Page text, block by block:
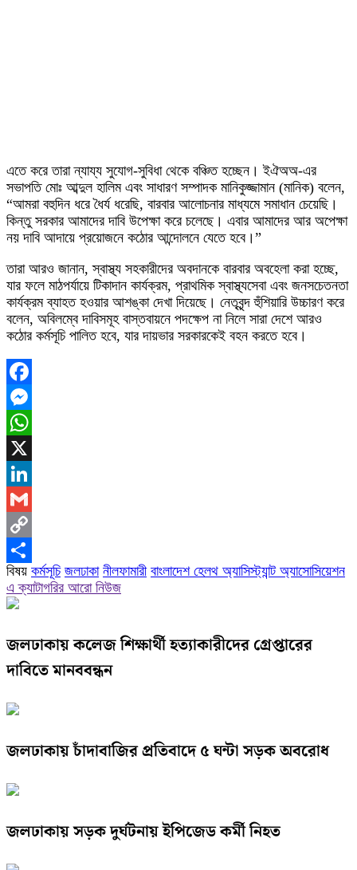
এতে করে তারা ন্যায্য সুযোগ-সুবিধা থেকে বঞ্চিত হচ্ছেন। ইঐঅঅ-এর
সভাপতি মোঃ আব্দুল হালিম এবং সাধারণ সম্পাদক মানিকুজ্জামান (মানিক) বলেন,
“আমরা বহুদিন ধরে ধৈর্য ধরেছি, বারবার আলোচনার মাধ্যমে সমাধান চেয়েছি।
কিন্তু সরকার আমাদের দাবি উপেক্ষা করে চলেছে। এবার আমাদের আর অপেক্ষা
নয় দাবি আদায়ে প্রয়োজনে কঠোর আন্দোলনে যেতে হবে।”
তারা আরও জানান, স্বাস্থ্য সহকারীদের অবদানকে বারবার অবহেলা করা হচ্ছে,
যার ফলে মাঠপর্যায়ে টিকাদান কার্যক্রম, প্রাথমিক স্বাস্থ্যসেবা এবং জনসচেতনতা
কার্যক্রম ব্যাহত হওয়ার আশঙ্কা দেখা দিয়েছে। নেতৃবৃন্দ হুঁশিয়ারি উচ্চারণ করে
বলেন, অবিলম্বে দাবিসমূহ বাস্তবায়নে পদক্ষেপ না নিলে সারা দেশে আরও
কঠোর কর্মসূচি পালিত হবে, যার দায়ভার সরকারকেই বহন করতে হবে।
Facebook
Messenger
WhatsApp
X
LinkedIn
Gmail
Copy
Link
Share
বিষয় কর্মসূচি জলঢাকা নীলফামারী বাংলাদেশ হেলথ অ্যাসিস্ট্যান্ট অ্যাসোসিয়েশন
এ ক্যাটাগরির আরো নিউজ
জলঢাকায় কলেজ শিক্ষার্থী হত্যাকারীদের গ্রেপ্তারের
দাবিতে মানববন্ধন
জলঢাকায় চাঁদাবাজির প্রতিবাদে ৫ ঘন্টা সড়ক অবরোধ
জলঢাকায় সড়ক দুর্ঘটনায় ইপিজেড কর্মী নিহত